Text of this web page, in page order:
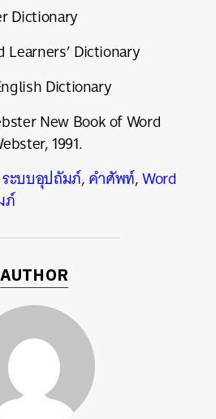
Dictionary
Learners’ Dictionary
Dictionary
New Book of Word
1991.
ระบบอุปถัมภ์,คำศัพท์,Word
ภ์
AUTHOR